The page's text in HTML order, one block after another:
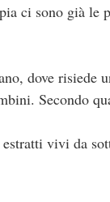
ci sono già le
dove risiede
Secondo
vivi da